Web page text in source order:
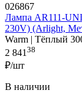
026867
Лампа AR111-
230V) (Arlight,
Warm | Тёплый
2 841 38
₽/шт
В наличии